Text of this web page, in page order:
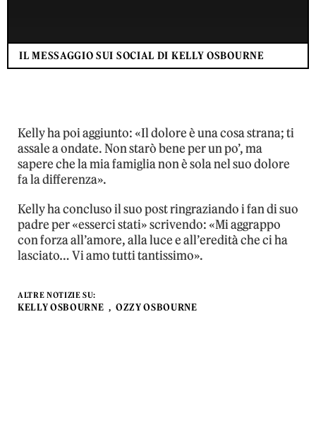
IL MESSAGGIO SUI SOCIAL DI KELLY OSBOURNE
Kelly ha poi aggiunto: «Il dolore è una cosa strana; ti
assale a ondate. Non starò bene per un po’, ma
sapere che la mia famiglia non è sola nel suo dolore
fa la differenza».
Kelly ha concluso il suo post ringraziando i fan di suo
padre per «esserci stati» scrivendo: «Mi aggrappo
con forza all’amore, alla luce e all’eredità che ci ha
lasciato… Vi amo tutti tantissimo».
ALTRE NOTIZIE SU:
KELLY OSBOURNE OZZY OSBOURNE